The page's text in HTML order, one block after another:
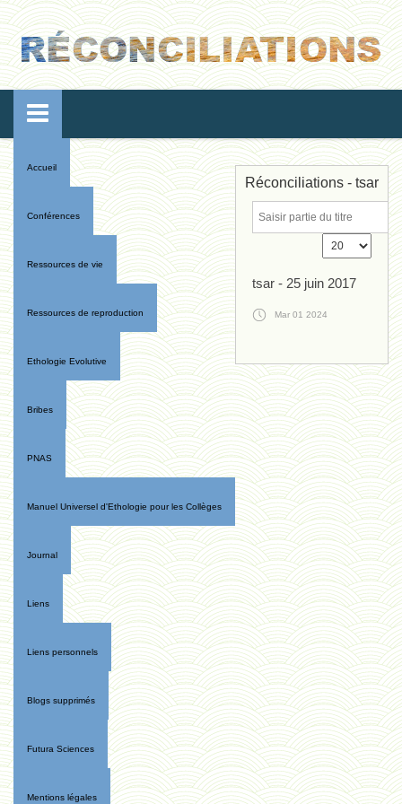
Accueil
Conférences
Ressources de vie
Ressources de reproduction
Ethologie Evolutive
Bribes
PNAS
Manuel Universel d'Ethologie pour les Collèges
Journal
Liens
Liens personnels
Blogs supprimés
Futura Sciences
Mentions légales
Réconciliations - tsar
tsar - 25 juin 2017
Mar 01 2024